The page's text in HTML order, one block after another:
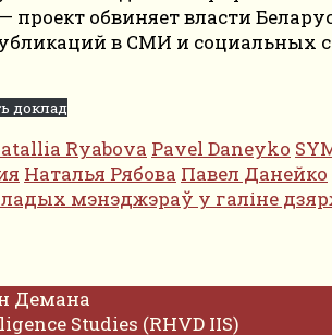
проект обвиняет власти
в СМИ и социальных
доклад
Ryabova Pavel Daneyko
Наталья Рябова Павел Данейко
мэнэджэраў у галіне
Демана
Studies (RHVD IIS)